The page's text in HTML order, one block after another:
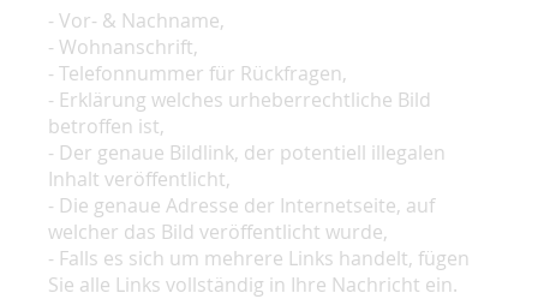
- Vor- & Nachname,
- Wohnanschrift,
- Telefonnummer für Rückfragen,
- Erklärung welches urheberrechtliche Bild
betroffen ist,
- Der genaue Bildlink, der potentiell illegalen
Inhalt veröffentlicht,
- Die genaue Adresse der Internetseite, auf
welcher das Bild veröffentlicht wurde,
- Falls es sich um mehrere Links handelt, fügen
Sie alle Links vollständig in Ihre Nachricht ein.